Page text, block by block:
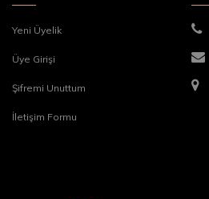
Yeni Üyelik
Üye Girişi
Şifremi Unuttum
İletişim Formu